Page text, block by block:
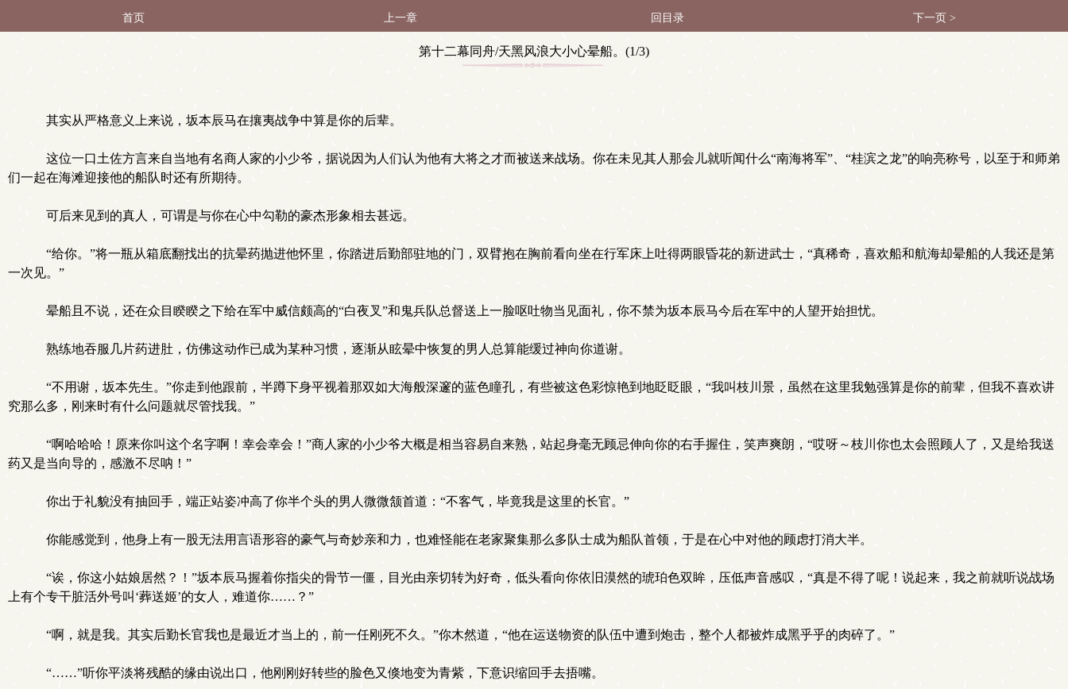
首页 上一章 回目录 下一页 >
第十二幕同舟/天黑风浪大小心晕船。(1/3)
其实从严格意义上来说，坂本辰马在攘夷战争中算是你的后辈。
这位一口土佐方言来自当地有名商人家的小少爷，据说因为人们认为他有大将之才而被送来战场。你在未见其人那会儿就听闻什么“南海将军”、“桂滨之龙”的响亮称号，以至于和师弟
们一起在海滩迎接他的船队时还有所期待。
可后来见到的真人，可谓是与你在心中勾勒的豪杰形象相去甚远。
“给你。”将一瓶从箱底翻找出的抗晕药抛进他怀里，你踏进后勤部驻地的门，双臂抱在胸前看向坐在行军床上吐得两眼昏花的新进武士，“真稀奇，喜欢船和航海却晕船的人我还是第
一次见。”
晕船且不说，还在众目睽睽之下给在军中威信颇高的“白夜叉”和鬼兵队总督送上一脸呕吐物当见面礼，你不禁为坂本辰马今后在军中的人望开始担忧。
熟练地吞服几片药进肚，仿佛这动作已成为某种习惯，逐渐从眩晕中恢复的男人总算能缓过神向你道谢。
“不用谢，坂本先生。”你走到他跟前，半蹲下身平视着那双如大海般深邃的蓝色瞳孔，有些被这色彩惊艳到地眨眨眼，“我叫枝川景，虽然在这里我勉强算是你的前辈，但我不喜欢讲
究那么多，刚来时有什么问题就尽管找我。”
“啊哈哈哈！原来你叫这个名字啊！幸会幸会！”商人家的小少爷大概是相当容易自来熟，站起身毫无顾忌伸向你的右手握住，笑声爽朗，“哎呀～枝川你也太会照顾人了，又是给我送
药又是当向导的，感激不尽呐！”
你出于礼貌没有抽回手，端正站姿冲高了你半个头的男人微微颔首道：“不客气，毕竟我是这里的长官。”
你能感觉到，他身上有一股无法用言语形容的豪气与奇妙亲和力，也难怪能在老家聚集那么多队士成为船队首领，于是在心中对他的顾虑打消大半。
“诶，你这小姑娘居然？！”坂本辰马握着你指尖的骨节一僵，目光由亲切转为好奇，低头看向你依旧漠然的琥珀色双眸，压低声音感叹，“真是不得了呢！说起来，我之前就听说战场
上有个专干脏活外号叫‘葬送姬’的女人，难道你……？”
“啊，就是我。其实后勤长官我也是最近才当上的，前一任刚死不久。”你木然道，“他在运送物资的队伍中遭到炮击，整个人都被炸成黑乎乎的肉碎了。”
“……”听你平淡将残酷的缘由说出口，他刚刚好转些的脸色又倏地变为青紫，下意识缩回手去捂嘴。